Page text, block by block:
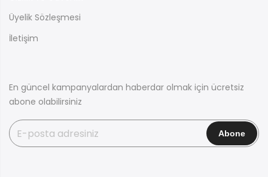
Üyelik Sözleşmesi
İletişim
En güncel kampanyalardan haberdar olmak için ücretsiz
abone olabilirsiniz